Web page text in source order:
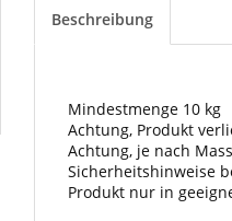
Beschreibung
Mindestmenge 10 kg
Achtung, Produkt
Achtung, je nach
Sicherheitshinweise
Produkt nur in